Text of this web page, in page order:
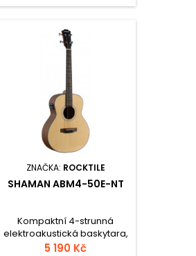
ZNAČKA: ROCKTILE
SHAMAN ABM4-50E-NT
Kompaktní 4-strunná
elektroakustická baskytara,
přední deska smrk, záda a
5 190 Kč